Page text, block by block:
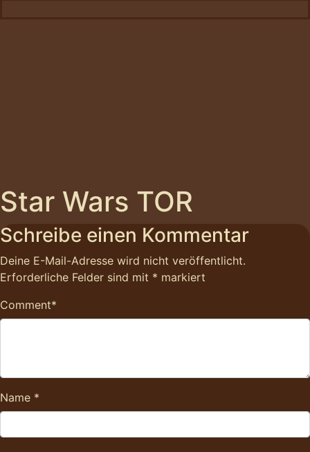
Star Wars TOR
Schreibe einen Kommentar
Deine E-Mail-Adresse wird nicht veröffentlicht.
Erforderliche Felder sind mit * markiert
Comment*
Name *